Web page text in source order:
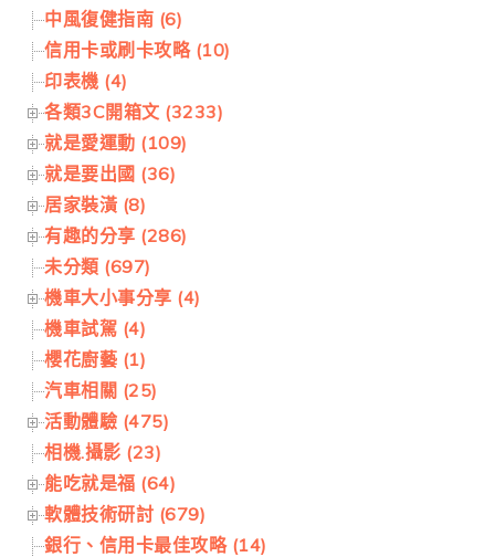
中風復健指南 (6)
信用卡或刷卡攻略 (10)
印表機 (4)
各類3C開箱文 (3233)
就是愛運動 (109)
就是要出國 (36)
居家裝潢 (8)
有趣的分享 (286)
未分類 (697)
機車大小事分享 (4)
機車試駕 (4)
櫻花廚藝 (1)
汽車相關 (25)
活動體驗 (475)
相機.攝影 (23)
能吃就是福 (64)
軟體技術研討 (679)
銀行、信用卡最佳攻略 (14)